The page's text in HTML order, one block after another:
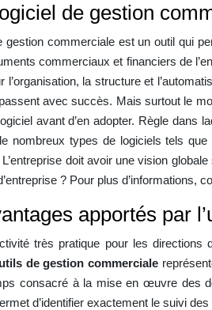
de gestion
gestion commerciale est un outil qui
commerciaux et financiers de
la structure et
avec succès. Mais surtout le
avant d’en adopter. Règle dans
nombreux types de logiciels tels
doit avoir une vision
? Pour plus d’informations,
apportés par
très pratique pour les
de gestion commerciale
consacré à la mise en œuvre des
d’identifier exactement le suivi